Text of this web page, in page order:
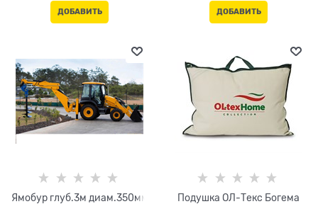
ДОБАВИТЬ ДОБАВИТЬ
Ямобур глуб.3м диам.350мм
Подушка ОЛ-Текс Богема